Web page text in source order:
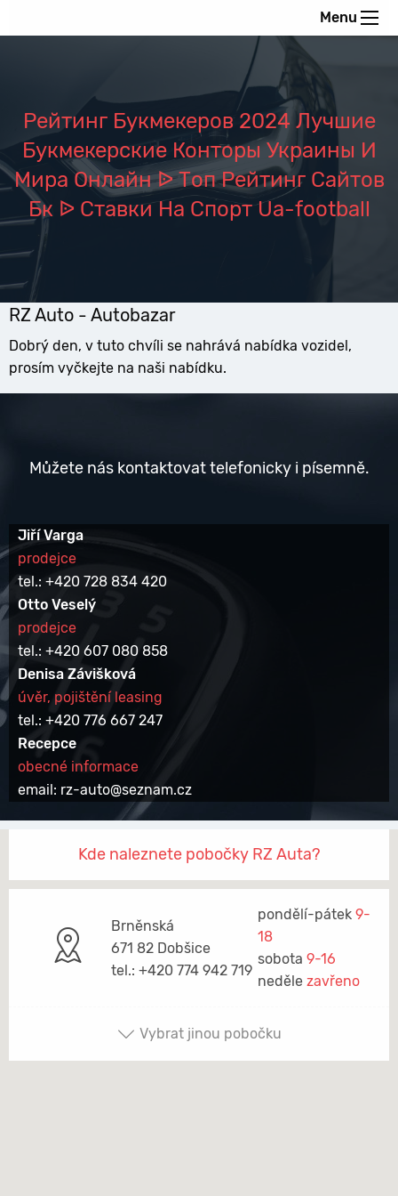
Menu
Рейтинг Букмекеров 2024 Лучшие
Букмекерские Конторы Украины И
Мира Онлайн ᐉ Топ Рейтинг Сайтов
Бк ᐉ Ставки На Спорт Ua-football
RZ Auto - Autobazar
Dobrý den, v tuto chvíli se nahrává nabídka vozidel,
prosím vyčkejte na naši nabídku.
Můžete nás kontaktovat telefonicky i písemně.
Jiří Varga
prodejce
tel.: +420 728 834 420
Otto Veselý
prodejce
tel.: +420 607 080 858
Denisa Závišková
úvěr, pojištění leasing
tel.: +420 776 667 247
Recepce
obecné informace
email: rz-auto@seznam.cz
Kde naleznete pobočky RZ Auta?
Brněnská
671 82 Dobšice
tel.: +420 774 942 719
pondělí-pátek 9-
18
sobota 9-16
neděle zavřeno
Vybrat jinou pobočku